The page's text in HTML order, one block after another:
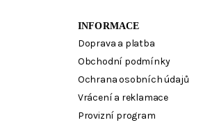
INFORMACE
Doprava a platba
Obchodní podmínky
Ochrana osobních údajů
Vrácení a reklamace
Provizní program